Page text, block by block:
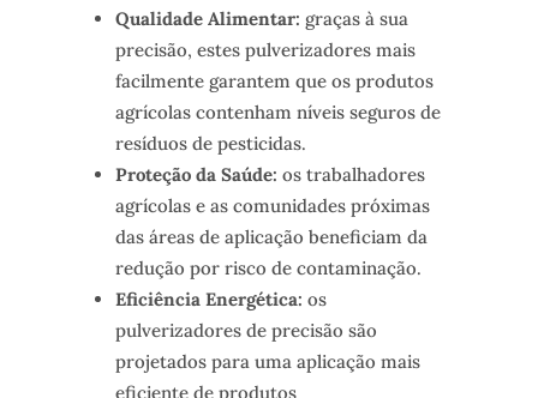
Qualidade Alimentar: graças à sua
precisão, estes pulverizadores mais
facilmente garantem que os produtos
agrícolas contenham níveis seguros de
resíduos de pesticidas.
Proteção da Saúde: os trabalhadores
agrícolas e as comunidades próximas
das áreas de aplicação beneficiam da
redução por risco de contaminação.
Eficiência Energética: os
pulverizadores de precisão são
projetados para uma aplicação mais
eficiente de produtos